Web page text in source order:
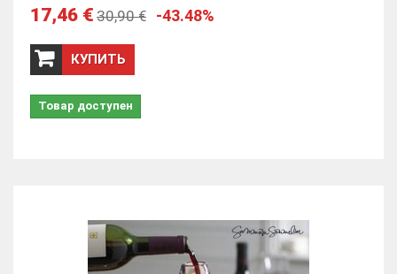
17,46 € 30,90 € -43.48%
КУПИТЬ
Товар доступен